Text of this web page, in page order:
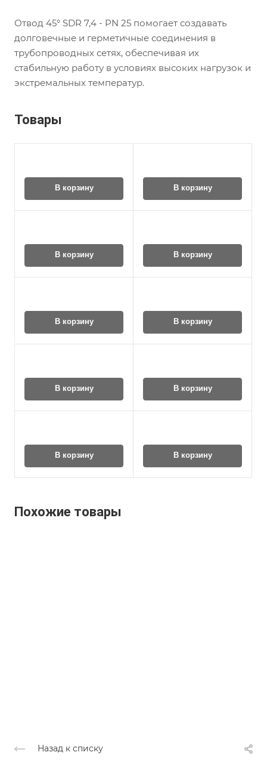
Отвод 45° SDR 7,4 - PN 25 помогает создавать
долговечные и герметичные соединения в
трубопроводных сетях, обеспечивая их
стабильную работу в условиях высоких нагрузок и
экстремальных температур.
Товары
В корзину В корзину
В корзину В корзину
В корзину В корзину
В корзину В корзину
В корзину В корзину
Похожие товары
Назад к списку